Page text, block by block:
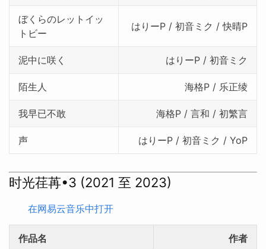
ぼくらのレットイッ
トビー
はりーP / 初音ミク / 快晴P
泥中に咲く はりーP / 初音ミク
陌生人 海格P / 乐正绫
我早已不敢 海格P / 言和 / 初繁言
声 はりーP / 初音ミク / YoP
时光荏苒•3 (2021 至 2023)
在网易云音乐中打开
作品名 作者